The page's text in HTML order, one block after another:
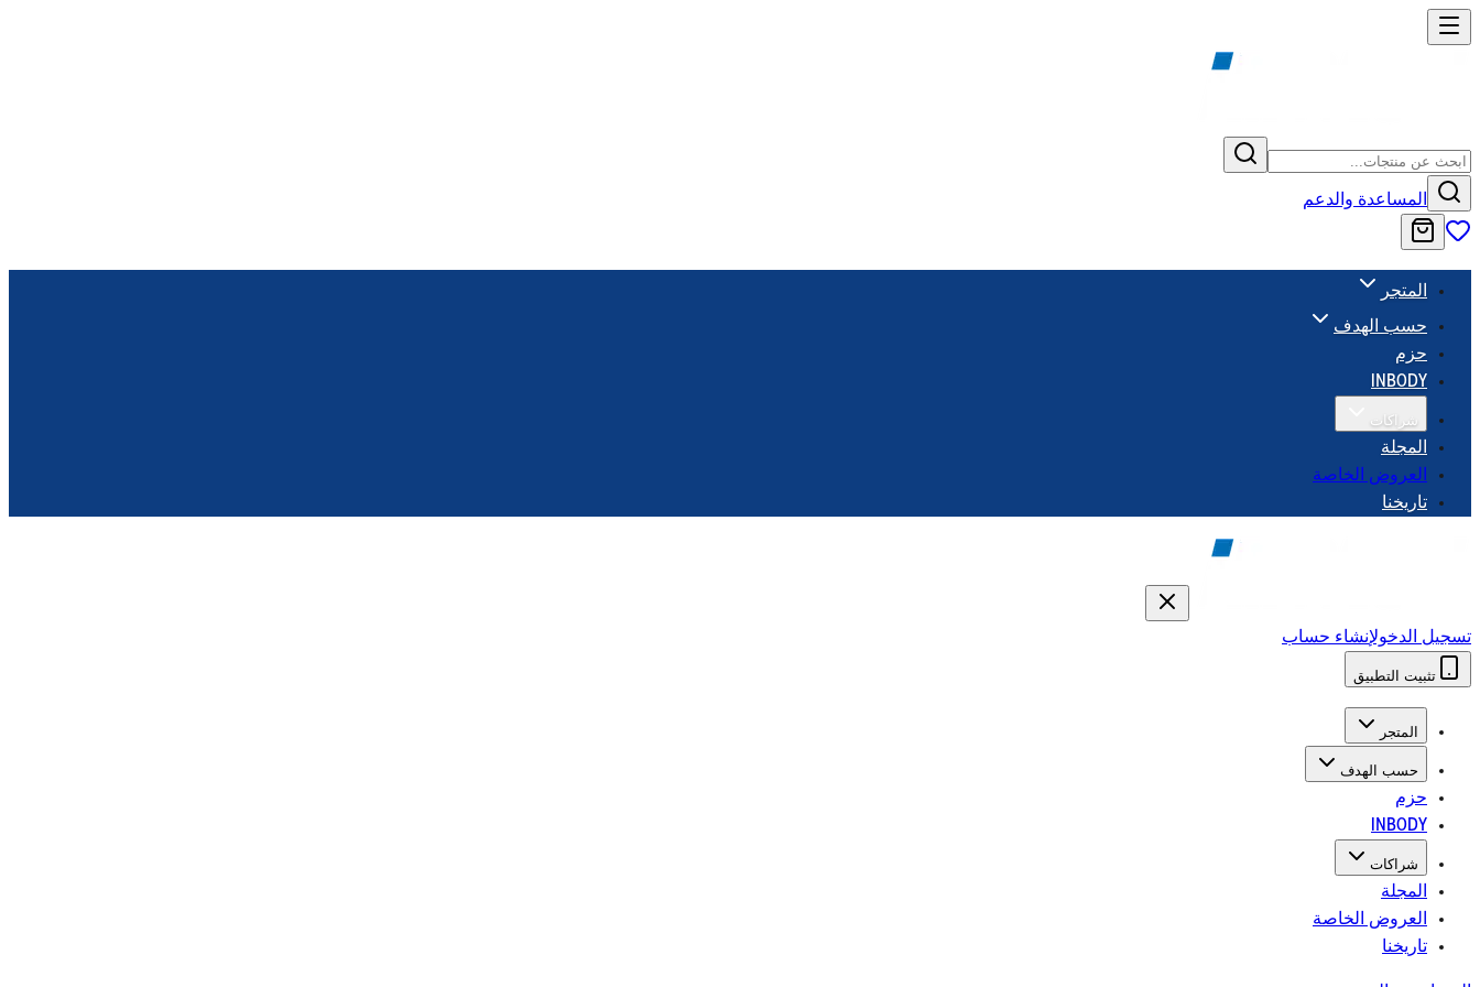
المساعدة والدعم
المتجر
حسب الهدف
حزم
INBODY
شراكات
المجلة
العروض الخاصة
تاريخنا
تسجيل الدخولإنشاء حساب
تثبيت التطبيق
المتجر
حسب الهدف
حزم
INBODY
شراكات
المجلة
العروض الخاصة
تاريخنا